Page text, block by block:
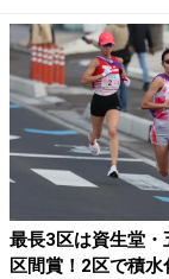
最長3区は資生堂・
区間賞！2区で積水